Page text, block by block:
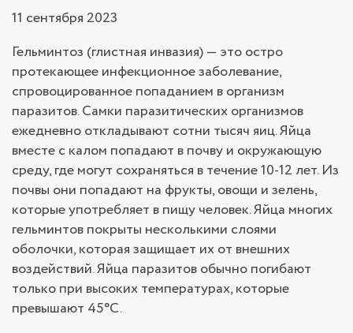
11 сентября 2023
Гельминтоз (глистная инвазия) — это остро
протекающее инфекционное заболевание,
спровоцированное попаданием в организм
паразитов. Самки паразитических организмов
ежедневно откладывают сотни тысяч яиц. Яйца
вместе с калом попадают в почву и окружающую
среду, где могут сохраняться в течение 10-12 лет. Из
почвы они попадают на фрукты, овощи и зелень,
которые употребляет в пищу человек. Яйца многих
гельминтов покрыты несколькими слоями
оболочки, которая защищает их от внешних
воздействий. Яйца паразитов обычно погибают
только при высоких температурах, которые
превышают 45°C.